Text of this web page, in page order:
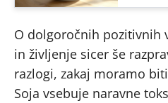
O dolgoročnih pozitivnih
in življenje sicer še
razlogi, zakaj moramo
Soja vsebuje naravne